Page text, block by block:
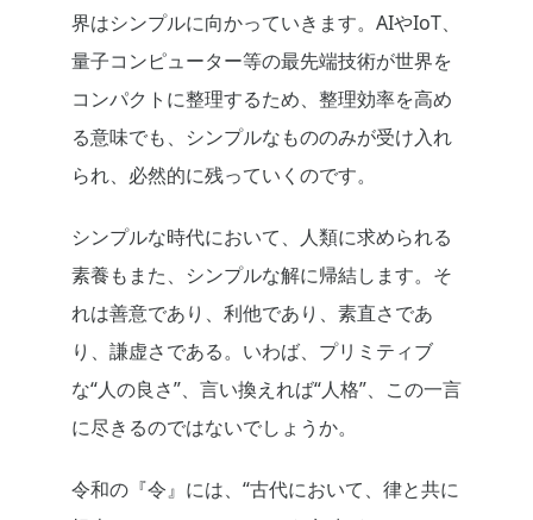
界はシンプルに向かっていきます。AIやIoT、
量子コンピューター等の最先端技術が世界を
コンパクトに整理するため、整理効率を高め
る意味でも、シンプルなもののみが受け入れ
られ、必然的に残っていくのです。
シンプルな時代において、人類に求められる
素養もまた、シンプルな解に帰結します。そ
れは善意であり、利他であり、素直さであ
り、謙虚さである。いわば、プリミティブ
な“人の良さ”、言い換えれば“人格”、この一言
に尽きるのではないでしょうか。
令和の『令』には、“古代において、律と共に